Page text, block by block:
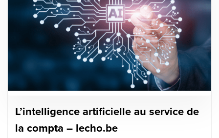
L’intelligence artificielle au service de
la compta – lecho.be